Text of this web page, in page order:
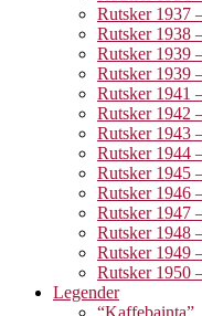
Rutsker 1937
Rutsker 1938
Rutsker 1939
Rutsker 1939
Rutsker 1941
Rutsker 1942
Rutsker 1943
Rutsker 1944
Rutsker 1945
Rutsker 1946
Rutsker 1947
Rutsker 1948
Rutsker 1949
Rutsker 1950
Legender